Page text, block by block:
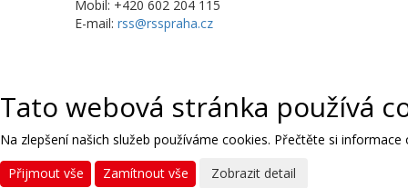
Mobil: +420 602 204 115
E-mail:rss@rsspraha.cz
Tato webová stránka používá
Na zlepšení našich služeb používáme cookies. Přečtěte si
Přijmout vše
Zamítnout vše Zobrazit detail